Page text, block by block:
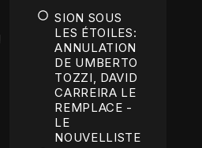
SION SOUS
LES ÉTOILES:
ANNULATION
DE UMBERTO
TOZZI, DAVID
CARREIRA LE
REMPLACE -
LE
NOUVELLISTE